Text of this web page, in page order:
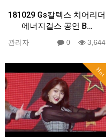
181029 Gs칼텍스 치어리더
에너지걸스 공연 B…
관리자 0 3,644
Hot